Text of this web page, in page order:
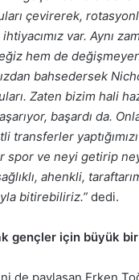
çevirerek,
var. Aynı
hem de
bahsedersek
Zaten bizim hali
başardı da.
transferler
spor ve neyi getirip
ahenkli,
bitirebiliriz.” dedi.
gençler için büyük